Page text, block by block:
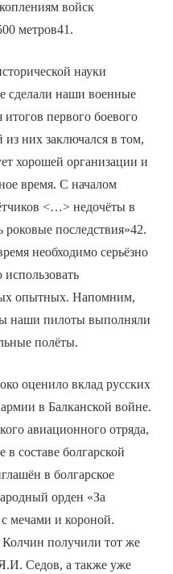
войск
метров41.
науки
сделали наши военные
первого боевого
них заключался в том,
хорошей организации и
время. С началом
<…> недочёты в
последствия»42.
необходимо серьёзно
использовать
опытных. Напомним,
наши пилоты выполняли
полёты.
оценило вклад русских
в Балканской войне.
авиационного отряда,
составе болгарской
в болгарское
орден «За
мечами и короной.
получили тот же
Седов, а также уже